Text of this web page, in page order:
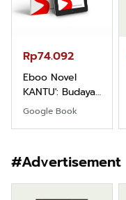
Rp74.092
Eboo Novel
KANTU': Budaya
Suku Dayak
Borneo
Google Book
#Advertisement